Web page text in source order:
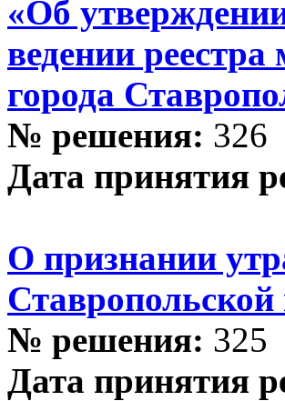
«Об
ведении
города
№ решения: 326
Дата принятия
О признании
№ решения: 325
Дата принятия